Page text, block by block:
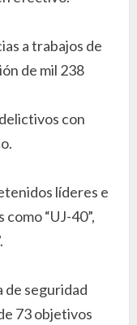
a trabajos de
de mil 238
con
líderes e
“UJ-40”,
de seguridad
73 objetivos